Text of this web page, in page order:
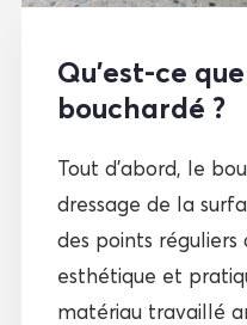
Qu’est-ce
bouchardé ?
Tout d’abord, le
dressage de la
des points
esthétique et
matériau travaillé